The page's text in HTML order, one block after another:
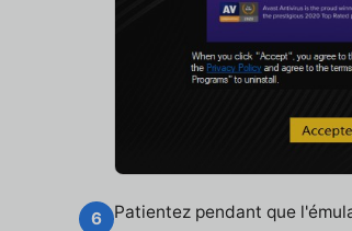
6 Patientez pendant que